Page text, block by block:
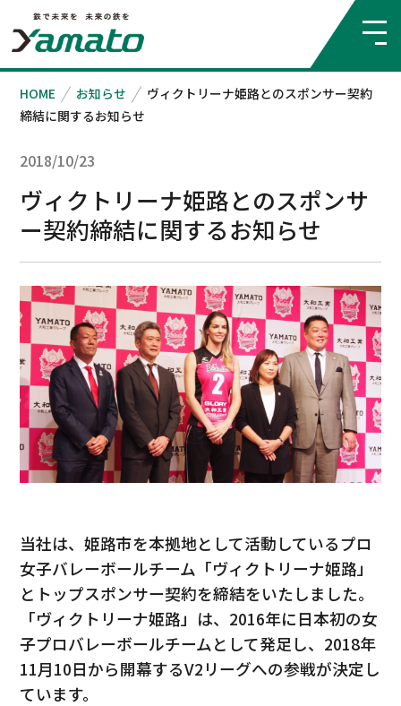
HOME お知らせ
ヴィクトリーナ姫路とのスポンサー契約
締結に関するお知らせ
2018/10/23
ヴィクトリーナ姫路とのスポンサ
ー契約締結に関するお知らせ
当社は、姫路市を本拠地として活動しているプロ
女子バレーボールチーム「ヴィクトリーナ姫路」
とトップスポンサー契約を締結をいたしました。
「ヴィクトリーナ姫路」は、2016年に日本初の女
子プロバレーボールチームとして発足し、2018年
11月10日から開幕するV2リーグへの参戦が決定し
ています。